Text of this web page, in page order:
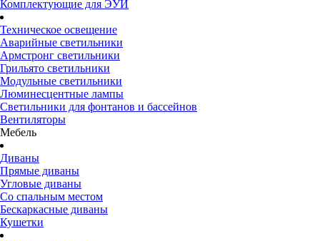
Комплектующие для ЭУИ
Техническое освещение
Аварийные светильники
Армстронг светильники
Грильято светильники
Модульные светильники
Люминесцентные лампы
Светильники для фонтанов и бассейнов
Вентиляторы
Мебель
Диваны
Прямые диваны
Угловые диваны
Со спальным местом
Бескаркасные диваны
Кушетки